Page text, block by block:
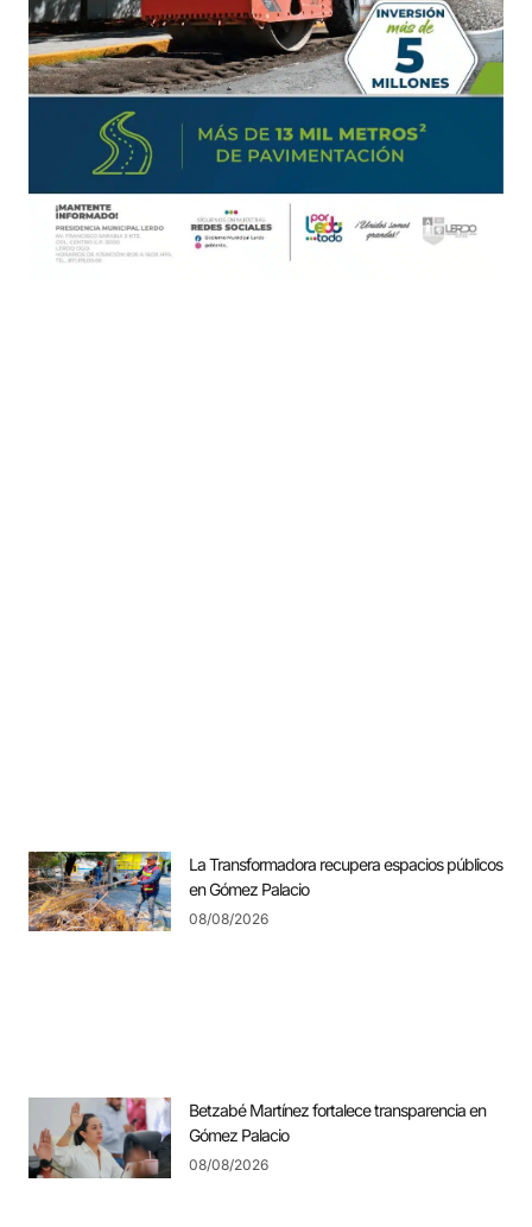
La Transformadora recupera espacios públicos
en Gómez Palacio
08/08/2026
Betzabé Martínez fortalece transparencia en
Gómez Palacio
08/08/2026